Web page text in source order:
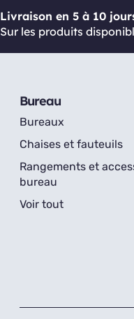
Livraison en 5 à 10
Sur les produits
Bureau
Bureaux
Chaises et fauteuils
Rangements et
bureau
Voir tout